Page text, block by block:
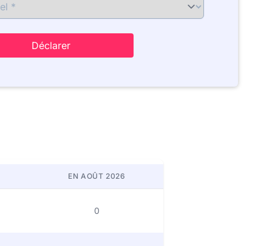
Déclarer
EN AOÛT 2026
0